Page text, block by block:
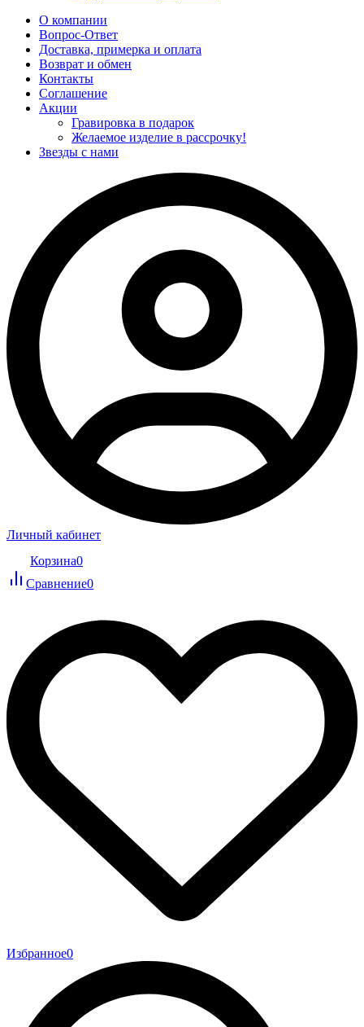
О компании
Вопрос-Ответ
Доставка, примерка и оплата
Возврат и обмен
Контакты
Соглашение
Акции
Гравировка в подарок
Желаемое изделие в рассрочку!
Звезды с нами
Личный кабинет
Корзина0
Сравнение0
Избранное0